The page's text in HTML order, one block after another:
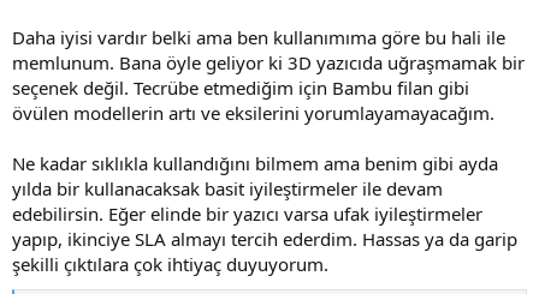
Daha iyisi vardır belki ama ben kullanımıma göre bu hali ile
memlunum. Bana öyle geliyor ki 3D yazıcıda uğraşmamak bir
seçenek değil. Tecrübe etmediğim için Bambu filan gibi
övülen modellerin artı ve eksilerini yorumlayamayacağım.
Ne kadar sıklıkla kullandığını bilmem ama benim gibi ayda
yılda bir kullanacaksak basit iyileştirmeler ile devam
edebilirsin. Eğer elinde bir yazıcı varsa ufak iyileştirmeler
yapıp, ikinciye SLA almayı tercih ederdim. Hassas ya da garip
şekilli çıktılara çok ihtiyaç duyuyorum.